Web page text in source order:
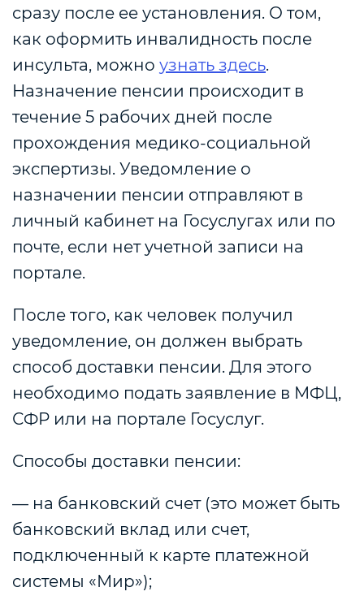
сразу после ее установления. О том,
как оформить инвалидность после
инсульта, можно узнать здесь.
Назначение пенсии происходит в
течение 5 рабочих дней после
прохождения медико-социальной
экспертизы. Уведомление о
назначении пенсии отправляют в
личный кабинет на Госуслугах или по
почте, если нет учетной записи на
портале.
После того, как человек получил
уведомление, он должен выбрать
способ доставки пенсии. Для этого
необходимо подать заявление в МФЦ,
СФР или на портале Госуслуг.
Способы доставки пенсии:
— на банковский счет (это может быть
банковский вклад или счет,
подключенный к карте платежной
системы «Мир»);